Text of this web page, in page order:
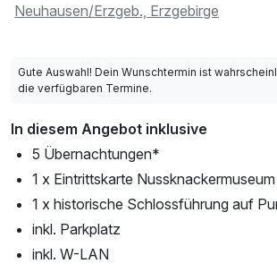
Neuhausen/Erzgeb., Erzgebirge
Gute Auswahl! Dein Wunschtermin ist
die verfügbaren Termine.
In diesem Angebot inklusive
5 Übernachtungen*
1 x Eintrittskarte Nussknackermuseum
1 x historische Schlossführung auf
inkl. Parkplatz
inkl. W-LAN